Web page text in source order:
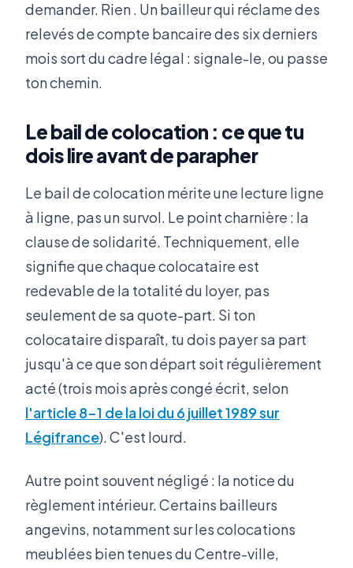
demander. Rien . Un bailleur qui réclame des
relevés de compte bancaire des six derniers
mois sort du cadre légal : signale-le, ou passe
ton chemin.
Le bail de colocation : ce que tu
dois lire avant de parapher
Le bail de colocation mérite une lecture ligne
à ligne, pas un survol. Le point charnière : la
clause de solidarité. Techniquement, elle
signifie que chaque colocataire est
redevable de la totalité du loyer, pas
seulement de sa quote-part. Si ton
colocataire disparaît, tu dois payer sa part
jusqu'à ce que son départ soit régulièrement
acté (trois mois après congé écrit, selon
l'article 8-1 de la loi du 6 juillet 1989 sur
Légifrance). C'est lourd.
Autre point souvent négligé : la notice du
règlement intérieur. Certains bailleurs
angevins, notamment sur les colocations
meublées bien tenues du Centre-ville,